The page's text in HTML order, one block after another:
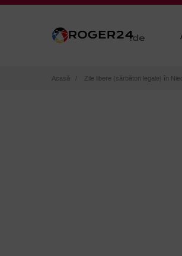
Acasă Zile libere (sărbători legale) în